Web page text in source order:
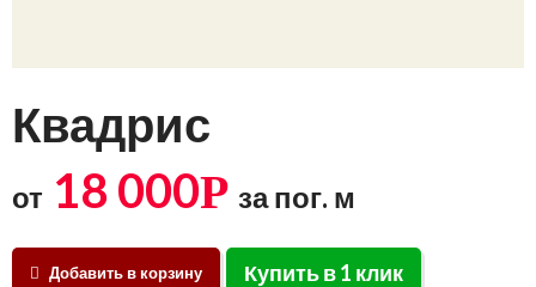
Квадрис
от 18 000Р за пог. м
Добавить в корзину Купить в 1 клик